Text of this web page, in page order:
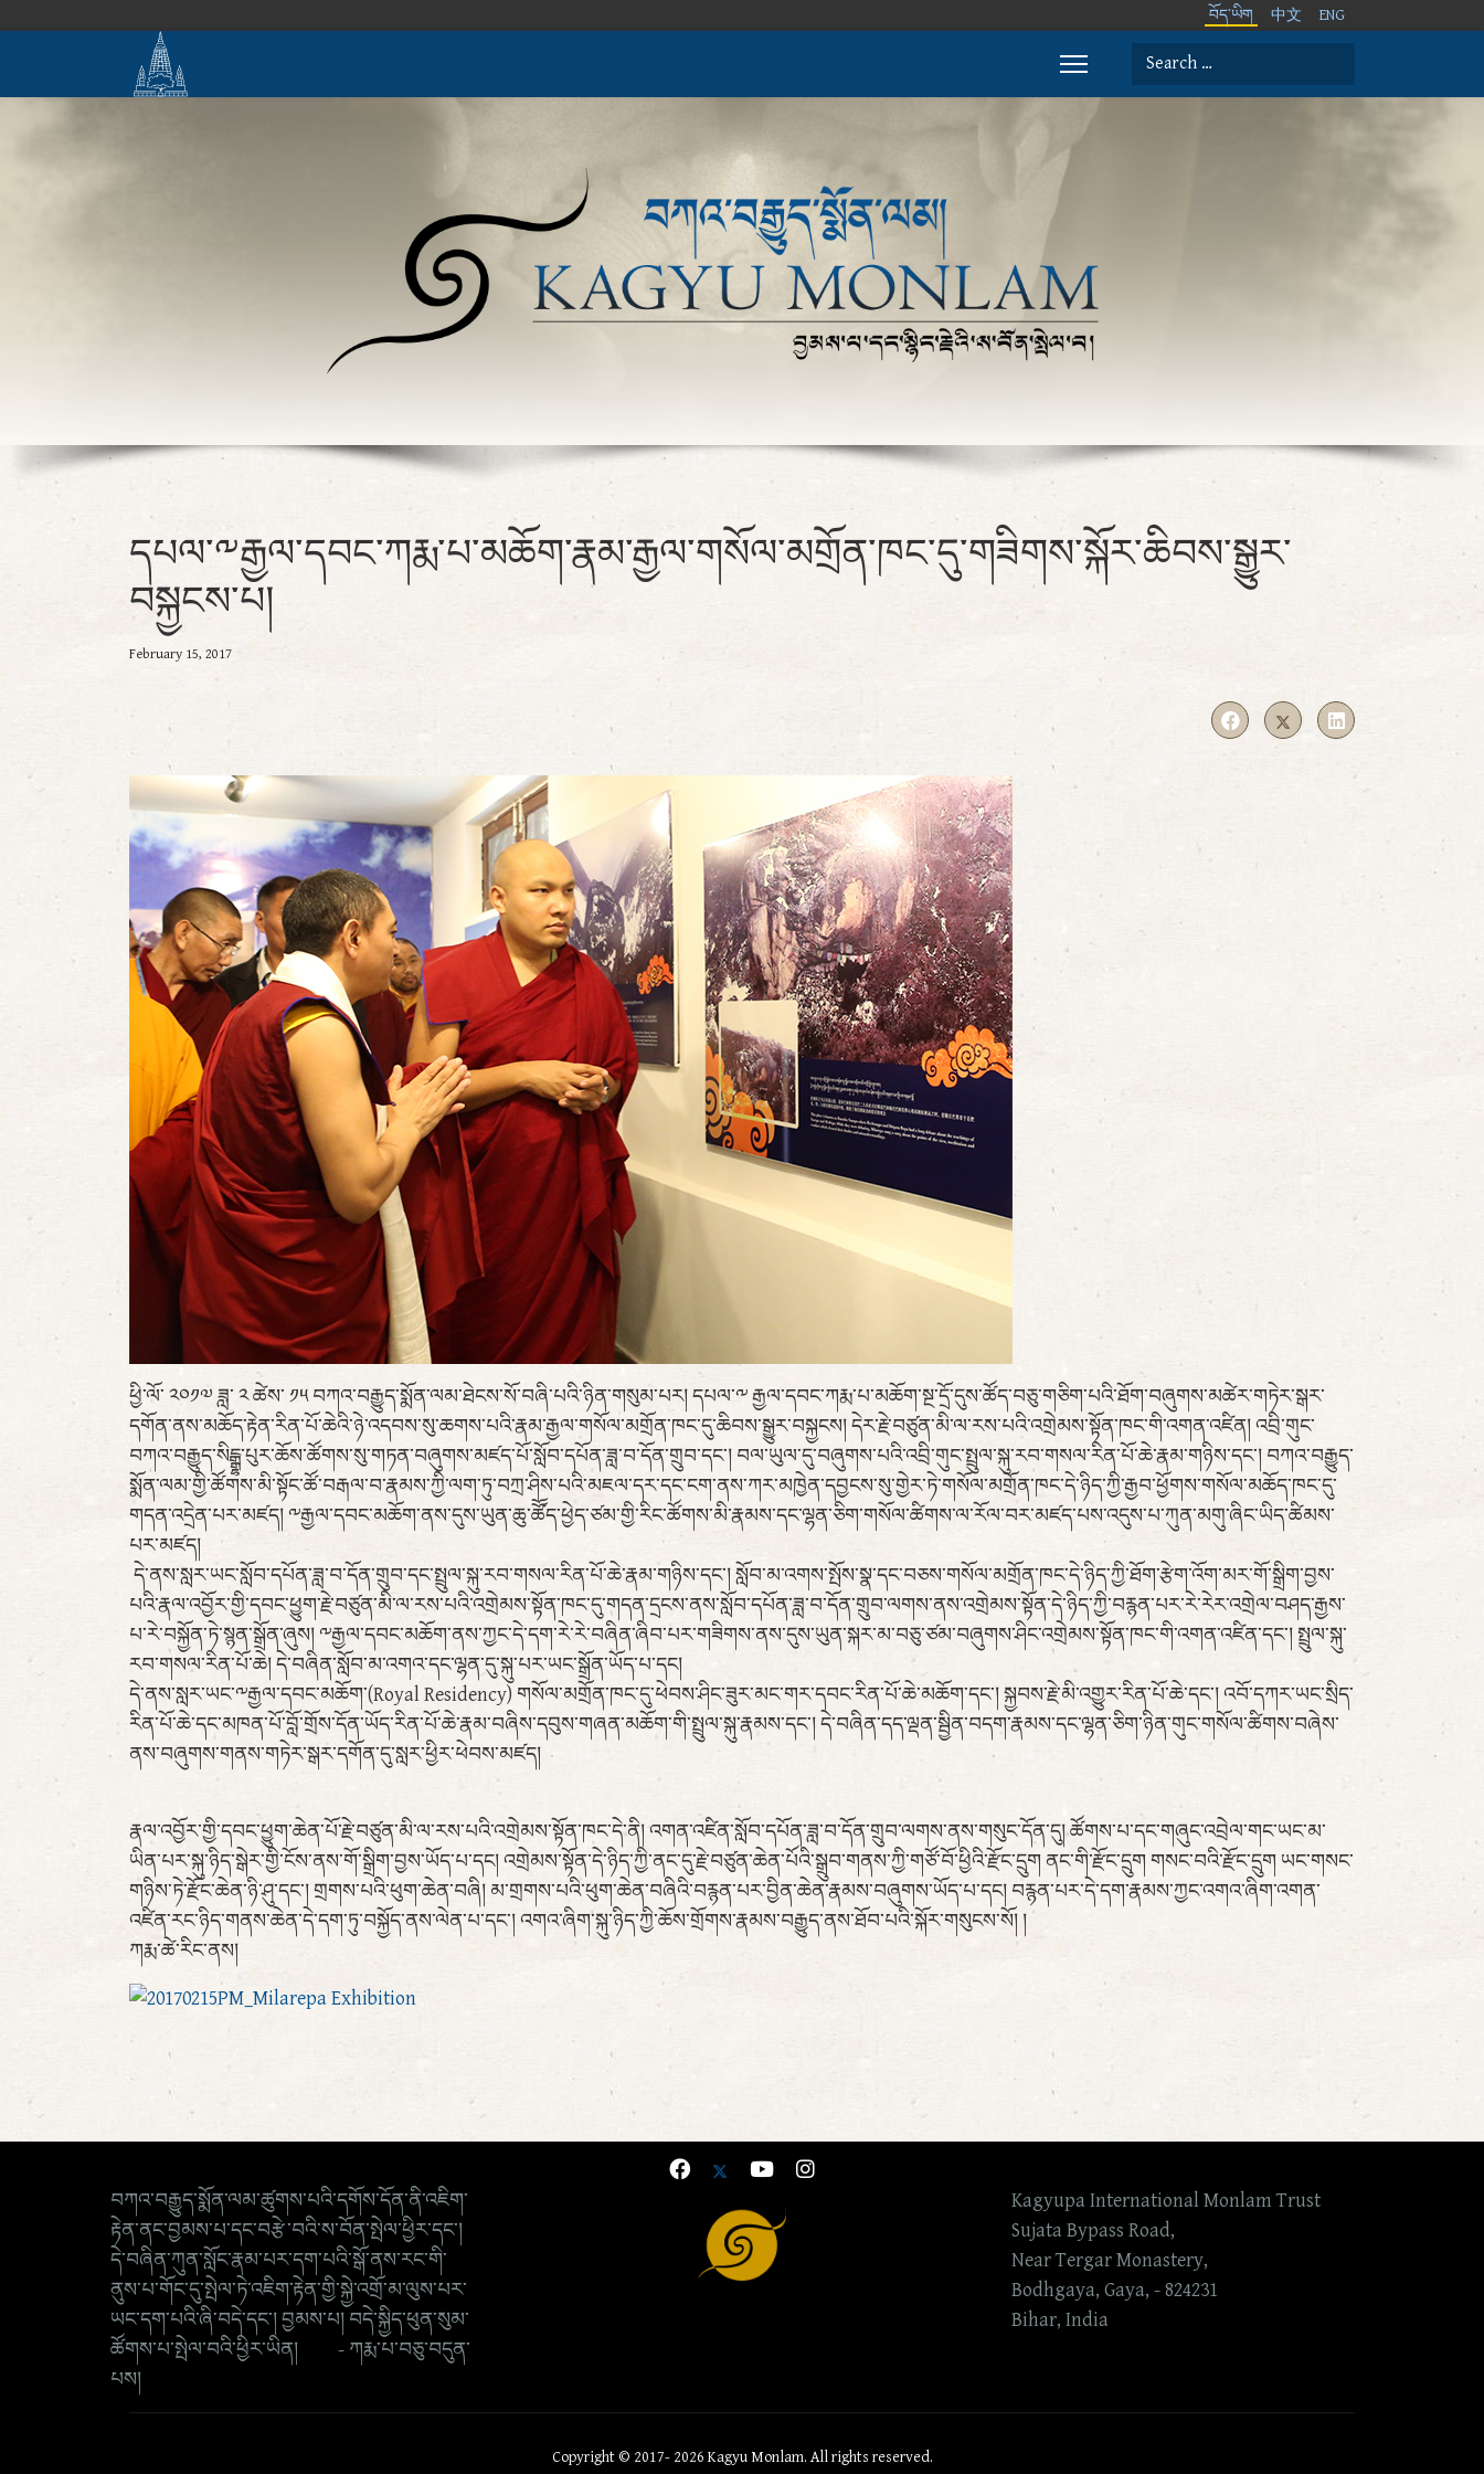
བོད་ཡིག 中文 ENG
Search
Type 2 or more characters for results.
དཔལ་༸རྒྱལ་དབང་ཀརྨ་པ་མཆོག་རྣམ་རྒྱལ་གསོལ་མགྲོན་ཁང་དུ་གཟིགས་སྐོར་ཆིབས་སྒྱུར་
བསྐྱངས་པ།
February 15, 2017
ཕྱི་ལོ་ ༢༠༡༧ ཟླ་ ༢ ཚེས་ ༡༥ བཀའ་བརྒྱུད་སྨོན་ལམ་ཐེངས་སོ་བཞི་པའི་ཉིན་གསུམ་པར། དཔལ་༸ རྒྱལ་དབང་ཀརྨ་པ་མཆོག་སྔ་དྲོ་དུས་ཚོད་བཅུ་གཅིག་པའི་ཐོག་བཞུགས་མཚེར་གཏེར་སྒར་
དགོན་ནས་མཆོད་རྟེན་རིན་པོ་ཆེའི་ཉེ་འདབས་སུ་ཆགས་པའི་རྣམ་རྒྱལ་གསོལ་མགྲོན་ཁང་དུ་ཆིབས་སྒྱུར་བསྐྱངས། དེར་རྗེ་བཙུན་མི་ལ་རས་པའི་འགྲེམས་སྟོན་ཁང་གི་འགན་འཛིན། འབྲི་གུང་
བཀའ་བརྒྱུད་སིངྒྷ་པུར་ཆོས་ཚོགས་སུ་གཏན་བཞུགས་མཛད་པོ་སློབ་དཔོན་ཟླ་བ་དོན་གྲུབ་དང་། བལ་ཡུལ་དུ་བཞུགས་པའི་འབྲི་གུང་སྤྲུལ་སྐུ་རབ་གསལ་རིན་པོ་ཆེ་རྣམ་གཉིས་དང་། བཀའ་བརྒྱུད་
སྨོན་ལམ་གྱི་ཚོགས་མི་སྟོང་ཚོ་བརྒལ་བ་རྣམས་ཀྱི་ལག་ཏུ་བཀྲ་ཤིས་པའི་མཇལ་དར་དང་ངག་ནས་ཀར་མཁྱེན་དབྱངས་སུ་གྱེར་ཏེ་གསོལ་མགྲོན་ཁང་དེ་ཉིད་ཀྱི་རྒྱབ་ཕྱོགས་གསོལ་མཆོད་ཁང་དུ་
གདན་འདྲེན་པར་མཛད། ༸རྒྱལ་དབང་མཆོག་ནས་དུས་ཡུན་ཆུ་ཚོོད་ཕྱེད་ཙམ་གྱི་རིང་ཚོགས་མི་རྣམས་དང་ལྷན་ཅིག་གསོལ་ཚིགས་ལ་རོལ་བར་མཛད་པས་འདུས་པ་ཀུན་མགུ་ཞིང་ཡིད་ཚིམས་
པར་མཛད།
དེ་ནས་སླར་ཡང་སློབ་དཔོན་ཟླ་བ་དོན་གྲུབ་དང་སྤྲུལ་སྐུ་རབ་གསལ་རིན་པོ་ཆེ་རྣམ་གཉིས་དང་། སློབ་མ་འགས་སྤོས་སྣ་དང་བཅས་གསོལ་མགྲོན་ཁང་དེ་ཉིད་ཀྱི་ཐོག་རྩེག་འོག་མར་གོ་སྒྲིག་བྱས་
པའི་རྣལ་འབྱོར་གྱི་དབང་ཕྱུག་རྗེ་བཙུན་མི་ལ་རས་པའི་འགྲེམས་སྟོན་ཁང་དུ་གདན་དྲངས་ནས་སློབ་དཔོན་ཟླ་བ་དོན་གྲུབ་ལགས་ནས་འགྲེམས་སྟོན་དེ་ཉིད་ཀྱི་བརྙན་པར་རེ་རེར་འགྲེལ་བཤད་རྒྱས་
པ་རེ་བསྐྱོན་ཏེ་སྙན་སྒྲོན་ཞུས། ༸རྒྱལ་དབང་མཆོག་ནས་ཀྱང་དེ་དག་རེ་རེ་བཞིན་ཞིབ་པར་གཟིགས་ནས་དུས་ཡུན་སྐར་མ་བཅུ་ཙམ་བཞུགས་ཤིང་འགྲེམས་སྟོན་ཁང་གི་འགན་འཛིན་དང་། སྤྲུལ་སྐུ་
རབ་གསལ་རིན་པོ་ཆེ། དེ་བཞིན་སློབ་མ་འགའ་དང་ལྷན་དུ་སྐུ་པར་ཡང་སྒྲོན་ཡོད་པ་དང།
དེ་ནས་སླར་ཡང་༸རྒྱལ་དབང་མཆོག་(Royal Residency) གསོལ་མགྲོན་ཁང་དུ་ཕེབས་ཤིང་ཟུར་མང་གར་དབང་རིན་པོ་ཆེ་མཆོག་དང་། སྐྱབས་རྗེ་མི་འགྱུར་རིན་པོ་ཆེ་དང་། འབོ་དཀར་ཡང་སྲིད་
རིན་པོ་ཆེ་དང་མཁན་པོ་བློ་གྲོས་དོན་ཡོད་རིན་པོ་ཆེ་རྣམ་བཞིས་དབུས་གཞན་མཆོག་གི་སྤྲུལ་སྐུ་རྣམས་དང་། དེ་བཞིན་དད་ལྡན་སྦྱིན་བདག་རྣམས་དང་ལྷན་ཅིག་ཉིན་གུང་གསོལ་ཚིགས་བཞེས་
ནས་བཞུགས་གནས་གཏེར་སྒར་དགོན་དུ་སླར་ཕྱིར་ཕེབས་མཛད།
རྣལ་འབྱོར་གྱི་དབང་ཕྱུག་ཆེན་པོ་རྗེ་བཙུན་མི་ལ་རས་པའི་འགྲེམས་སྟོན་ཁང་དེ་ནི། འགན་འཛིན་སློབ་དཔོན་ཟླ་བ་དོན་གྲུབ་ལགས་ནས་གསུང་དོན་དུ། ཚོགས་པ་དང་གཞུང་འབྲེལ་གང་ཡང་མ་
ཡིན་པར་སྐུ་ཉིད་སྒེར་གྱི་ངོས་ནས་གོ་སྒྲིག་བྱས་ཡོད་པ་དང། འགྲེམས་སྟོན་དེ་ཉིད་ཀྱི་ནང་དུ་རྗེ་བཙུན་ཆེན་པོའི་སྒྲུབ་གནས་ཀྱི་གཙོ་བོ་ཕྱིའི་རྫོང་དྲུག ནང་གི་རྫོང་དྲུག གསང་བའི་རྫོང་དྲུག ཡང་གསང་
གཉིས་ཏེ་རྫོང་ཆེན་ཉི་ཤུ་དང་། གྲགས་པའི་ཕུག་ཆེན་བཞི། མ་གྲགས་པའི་ཕུག་ཆེན་བཞིའི་བརྙན་པར་བྱིན་ཆེན་རྣམས་བཞུགས་ཡོད་པ་དང། བརྙན་པར་དེ་དག་རྣམས་ཀྱང་འགའ་ཞིག་འགན་
འཛིན་རང་ཉིད་གནས་ཆེན་དེ་དག་ཏུ་བསྐྱོད་ནས་ལེན་པ་དང་། འགའ་ཞིག་སྐུ་ཉིད་ཀྱི་ཆོས་གྲོགས་རྣམས་བརྒྱུད་ནས་ཐོབ་པའི་སྐོར་གསུངས་སོ། །
ཀརྨ་ཚེ་རིང་ནས།
བཀའ་བརྒྱུད་སྨོན་ལམ་ཚུགས་པའི་དགོས་དོན་ནི་འཇིག་
རྟེན་ནང་བྱམས་པ་དང་བརྩེ་བའི་ས་བོན་སྤེལ་ཕྱིར་དང་།
དེ་བཞིན་ཀུན་སློང་རྣམ་པར་དག་པའི་སྒོ་ནས་རང་གི་
ནུས་པ་གོང་དུ་སྤེལ་ཏེ་འཇིག་རྟེན་གྱི་སྐྱེ་འགྲོ་མ་ལུས་པར་
ཡང་དག་པའི་ཞི་བདེ་དང་། བྱམས་པ། བདེ་སྐྱིད་ཕུན་སུམ་
ཚོགས་པ་སྤེལ་བའི་ཕྱིར་ཡིན། - ཀརྨ་པ་བཅུ་བདུན་
པས།
Kagyupa International Monlam Trust
Sujata Bypass Road,
Near Tergar Monastery,
Bodhgaya, Gaya, - 824231
Bihar, India
Copyright © 2017- 2026 Kagyu Monlam. All rights reserved.